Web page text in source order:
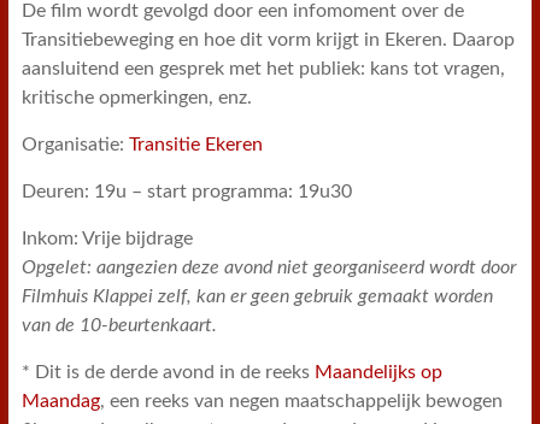
De film wordt gevolgd door een infomoment over de
Transitiebeweging en hoe dit vorm krijgt in Ekeren. Daarop
aansluitend een gesprek met het publiek: kans tot vragen,
kritische opmerkingen, enz.
Organisatie: Transitie Ekeren
Deuren: 19u – start programma: 19u30
Inkom: Vrije bijdrage
Opgelet: aangezien deze avond niet georganiseerd wordt door
Filmhuis Klappei zelf, kan er geen gebruik gemaakt worden
van de 10-beurtenkaart.
* Dit is de derde avond in de reeks Maandelijks op
Maandag, een reeks van negen maatschappelijk bewogen